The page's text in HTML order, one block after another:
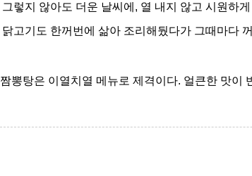
그렇지 않아도 더운 날씨에 , 열 내지 않고 시원하
닭고기도 한꺼번에 삶아 조리해뒀다가 그때마다
짬뽕탕은 이열치열 메뉴로 제격이다. 얼큰한 맛이